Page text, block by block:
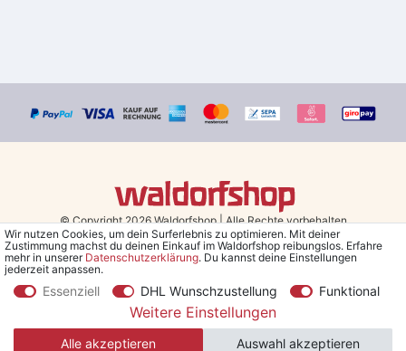
© Copyright 2026 Waldorfshop|Alle Rechte vorbehalten.
Bestellungen mit Prio Versand bis 13 Uhr, garantierter Versand am
*Kostenlose Lieferung in Deutschland und Österreich ab 79 €.
nur für Sparversand - ausgenommen Sperrgut und Speditionsware)
**Den 5€ Gutschein erhältst du nach Bestätigung des Newsletters
Wir nutzen Cookies, um dein Surferlebnis zu optimieren. Mit deiner
Zustimmung machst du deinen Einkauf im Waldorfshop reibungslos. Erfahre
mehr in unserer Daten­schutz­erklärung. Du kannst deine Einstellungen
jederzeit anpassen.
Essenziell DHL Wunschzustellung Funktional
Weitere Einstellungen
Alle akzeptieren Auswahl akzeptieren